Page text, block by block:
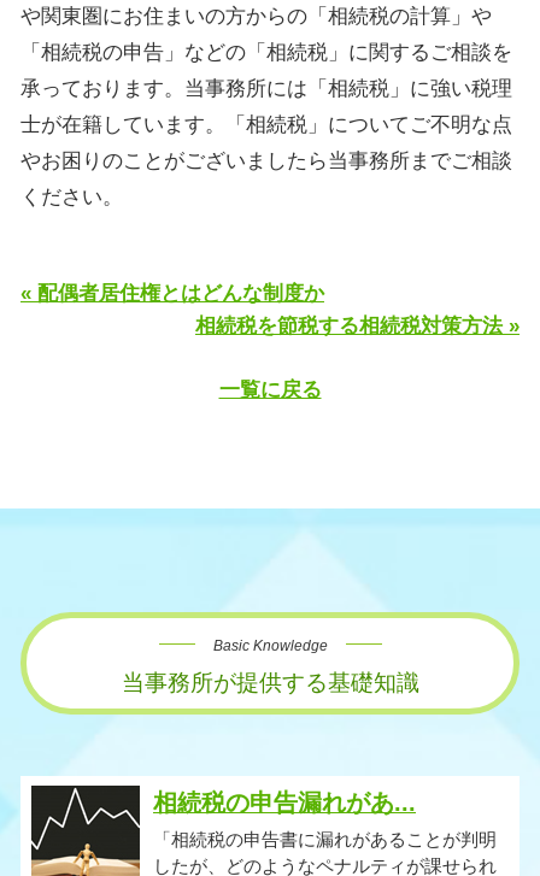
や関東圏にお住まいの方からの「相続税の計算」や
「相続税の申告」などの「相続税」に関するご相談を
承っております。当事務所には「相続税」に強い税理
士が在籍しています。「相続税」についてご不明な点
やお困りのことがございましたら当事務所までご相談
ください。
« 配偶者居住権とはどんな制度か
相続税を節税する相続税対策方法 »
一覧に戻る
Basic Knowledge
当事務所が提供する基礎知識
相続税の申告漏れがあ...
「相続税の申告書に漏れがあることが判明
したが、どのようなペナルティが課せられ